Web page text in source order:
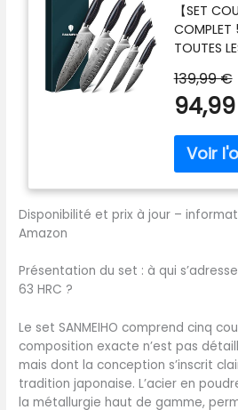
Acier
HRC
【SET
COMPLET
TOUTES
chef 20
cm, un
utilitaire
9,5 cm –
trancher,
désosser
viande,
EN
poudre à
carbone
HRC, ce
offre une
de
139,99 €
Disponibilité et prix à jour –
Amazon
Présentation du set : à qui
63 HRC ?
Le set SANMEIHO comprend cinq
composition exacte n’est pas
mais dont la conception s’inscrit
tradition japonaise. L’acier en
la métallurgie haut de gamme,